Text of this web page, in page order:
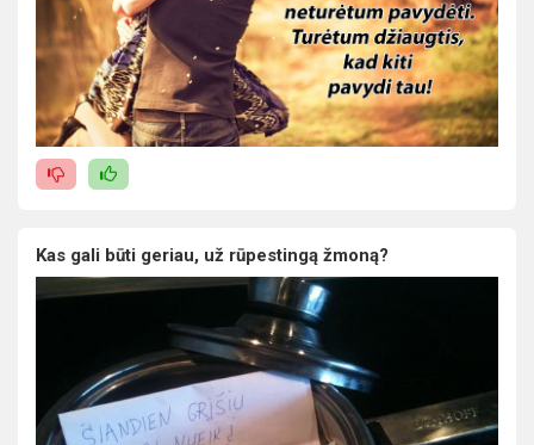
Kas gali būti geriau, už rūpestingą žmoną?